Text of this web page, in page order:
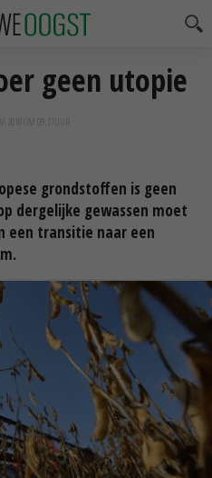
geen utopie
2018 OM 09:17
grondstoffen is geen
dergelijke gewassen moet
een transitie naar een